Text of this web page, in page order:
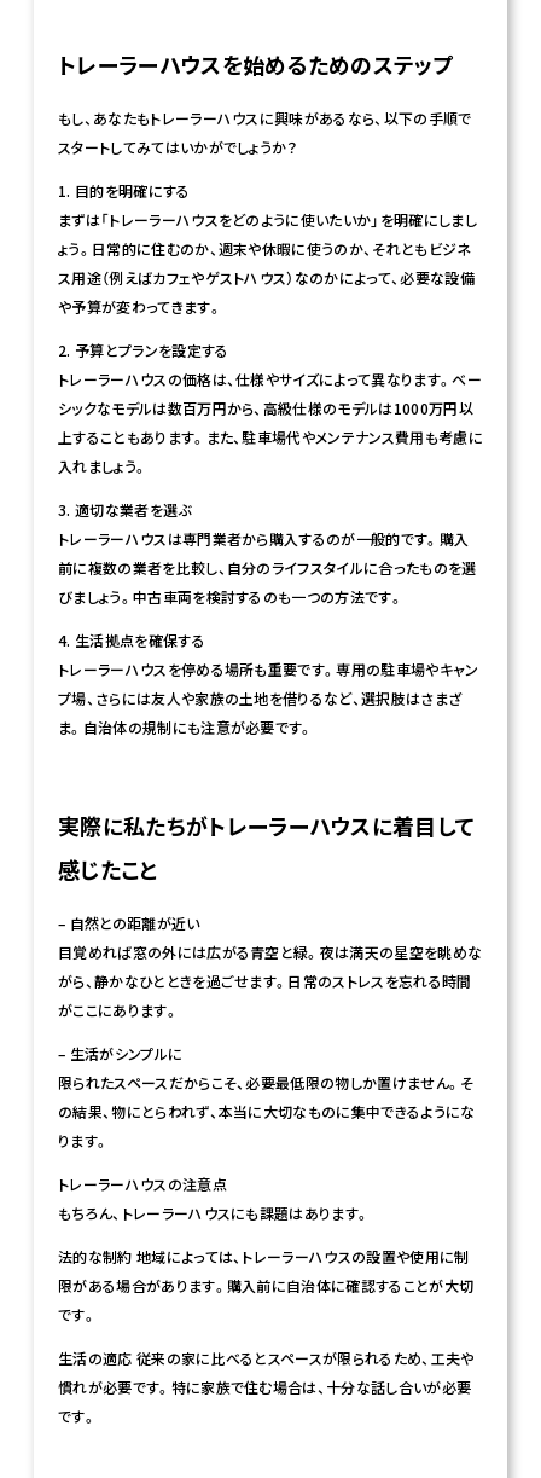
トレーラーハウスを始めるためのステップ
もし、あなたもトレーラーハウスに興味があるなら、以下の手順で
スタートしてみてはいかがでしょうか？
1. 目的を明確にする
まずは「トレーラーハウスをどのように使いたいか」を明確にしまし
ょう。日常的に住むのか、週末や休暇に使うのか、それともビジネ
ス用途（例えばカフェやゲストハウス）なのかによって、必要な設備
や予算が変わってきます。
2. 予算とプランを設定する
トレーラーハウスの価格は、仕様やサイズによって異なります。ベー
シックなモデルは数百万円から、高級仕様のモデルは1000万円以
上することもあります。また、駐車場代やメンテナンス費用も考慮に
入れましょう。
3. 適切な業者を選ぶ
トレーラーハウスは専門業者から購入するのが一般的です。購入
前に複数の業者を比較し、自分のライフスタイルに合ったものを選
びましょう。中古車両を検討するのも一つの方法です。
4. 生活拠点を確保する
トレーラーハウスを停める場所も重要です。専用の駐車場やキャン
プ場、さらには友人や家族の土地を借りるなど、選択肢はさまざ
ま。自治体の規制にも注意が必要です。
実際に私たちがトレーラーハウスに着目して
感じたこと
– 自然との距離が近い
目覚めれば窓の外には広がる青空と緑。夜は満天の星空を眺めな
がら、静かなひとときを過ごせます。日常のストレスを忘れる時間
がここにあります。
– 生活がシンプルに
限られたスペースだからこそ、必要最低限の物しか置けません。そ
の結果、物にとらわれず、本当に大切なものに集中できるようにな
ります。
トレーラーハウスの注意点
もちろん、トレーラーハウスにも課題はあります。
法的な制約 地域によっては、トレーラーハウスの設置や使用に制
限がある場合があります。購入前に自治体に確認することが大切
です。
生活の適応 従来の家に比べるとスペースが限られるため、工夫や
慣れが必要です。特に家族で住む場合は、十分な話し合いが必要
です。